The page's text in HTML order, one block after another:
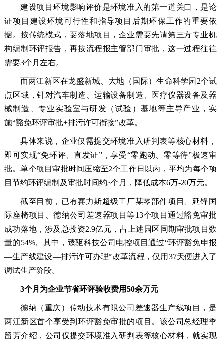
建设项目环境影响评价是环境准入的第一道关口，是论
证项目建设环境可行性和指导项目后期环保工作的重要依
据。按传统模式，要落地项目，企业需要先请第三方专业机
构编制环评报告，再按流程报主管部门审批，这一过程往往
需要3个月左右。
而两江新区在龙盛新城、大地（国际）生命科学园2个试
点区域，针对汽车制造、运输设备制造、医疗仪器设备及器
械制造、专业实验室与研发（试验）基地等主导产业，实
施“豁免环评审批+排污许可衔接”改革。
具体来说，企业仅需提交环境准入研判表等核心材料，
即可实现“免环评、直发证”，享受“零跑动、零等待”极速审
批。单个项目审批时间压缩至2个工作日以内，平均为每个项
目节约环评编制及审批时间约3个月，降低成本6万-20万元。
截至目前，已有赛力斯超级工厂某零部件项目、延锋国
际座椅项目、德纳公司差速器项目等13个项目通过豁免审批
成功落地，涉及总投资2.9亿元，占上述园区同期审批项目数
量的54%。其中，臻驱科技公司电控项目通过“环评豁免申报
—生产线建设—排污许可办理”改革流程，仅用37天便进入了
调试生产阶段。
3个月为企业节省环评验收费用50余万元
德纳（重庆）传动技术有限公司差速器生产线项目，是
两江新区首个享受到环评豁免审批的项目。该公司总经理季
留芳介绍，公司仅提交环境准入研判表等核心材料，就实现